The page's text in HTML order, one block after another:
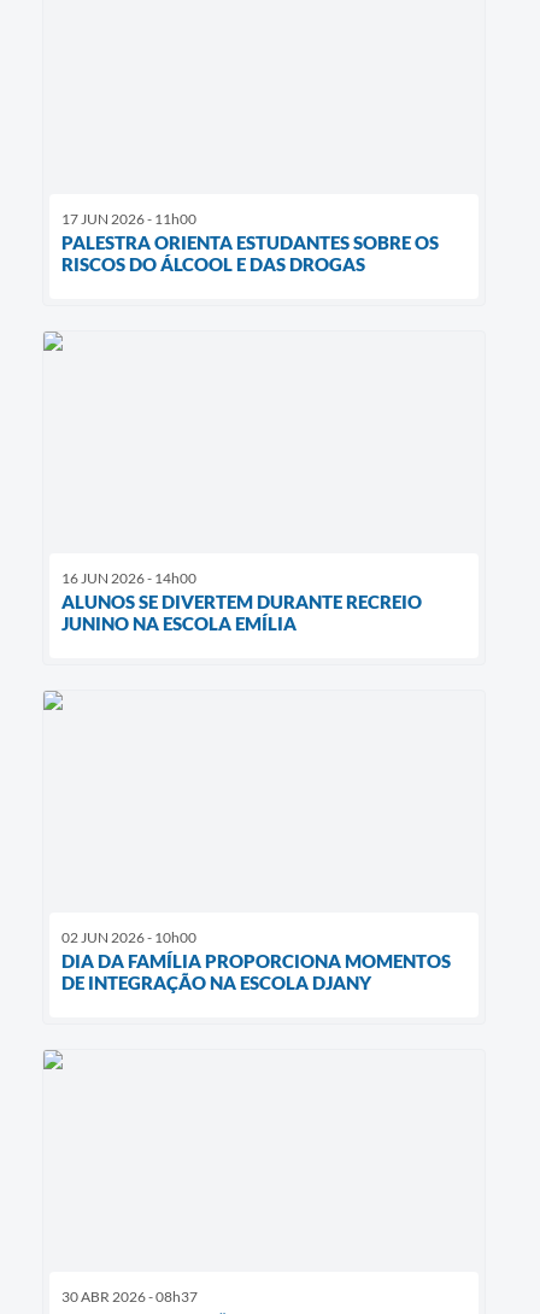
17 JUN 2026 - 11h00
PALESTRA ORIENTA ESTUDANTES SOBRE OS
RISCOS DO ÁLCOOL E DAS DROGAS
16 JUN 2026 - 14h00
ALUNOS SE DIVERTEM DURANTE RECREIO
JUNINO NA ESCOLA EMÍLIA
02 JUN 2026 - 10h00
DIA DA FAMÍLIA PROPORCIONA MOMENTOS
DE INTEGRAÇÃO NA ESCOLA DJANY
30 ABR 2026 - 08h37